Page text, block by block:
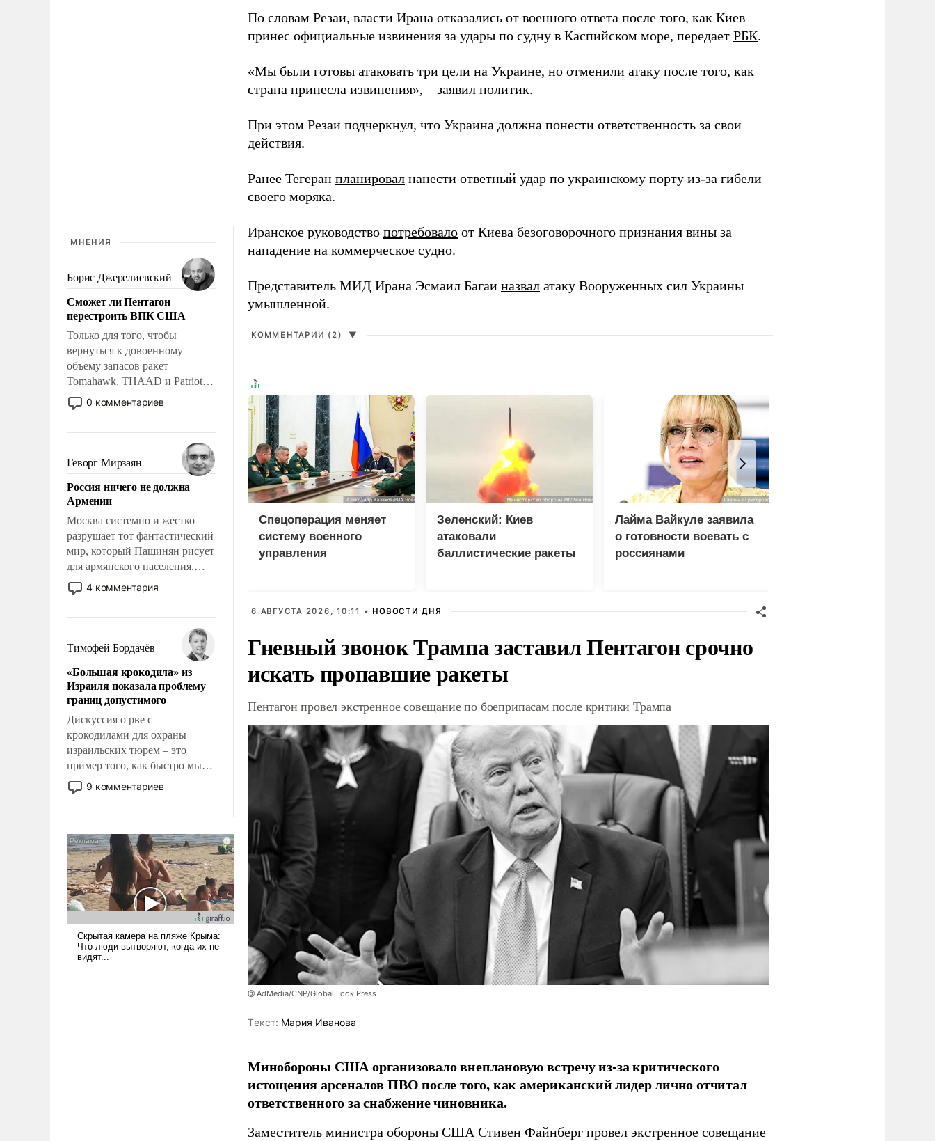
МНЕНИЯ
Борис Джерелиевский
Сможет ли Пентагон
перестроить ВПК США
Только для того, чтобы
вернуться к довоенному
объему запасов ракет
Tomahawk, THAAD и Patriot
США потребуется более трех
лет. Даже небольшая война с
Сложившаяся ситуация
означает многолетний период
уязвимости США, например,
перед Китаем.
0 комментариев
Геворг Мирзаян
Россия ничего не должна
Армении
Москва системно и жестко
разрушает тот фантастический
мир, который Пашинян рисует
для армянского населения.
Мир, где этому населению все
должны просто по
политические прожекты будут
беспрекословно оплачиваться
за счет российских
налогоплательщиков и где за
свои поступки не нужно
отвечать.
4 комментария
Тимофей Бордачёв
«Большая крокодила» из
Израиля показала проблему
границ допустимого
Дискуссия о рве с
крокодилами для охраны
израильских тюрем – это
пример того, как быстро мы
двигаемся по пути
революционных изменений.
псевдонаучной фантастики,
стало всерьез обсуждаемой
идеей.
9 комментариев
По словам Резаи, власти Ирана отказались от военного ответа после того, как Киев
принес официальные извинения за удары по судну в Каспийском море, передает РБК.
«Мы были готовы атаковать три цели на Украине, но отменили атаку после того, как
страна принесла извинения», – заявил политик.
При этом Резаи подчеркнул, что Украина должна понести ответственность за свои
действия.
Ранее Тегеран планировал нанести ответный удар по украинскому порту из-за гибели
своего моряка.
Иранское руководство потребовало от Киева безоговорочного признания вины за
нападение на коммерческое судно.
Представитель МИД Ирана Эсмаил Багаи назвал атаку Вооруженных сил Украины
умышленной.
КОММЕНТАРИИ (2) ▼
Спецоперация меняет
систему военного
управления
Зеленский: Киев
атаковали
баллистические ракеты
Лайма Вайкуле заявила
о готовности воевать с
россиянами
6 АВГУСТА 2026, 10:11 • НОВОСТИ ДНЯ
Гневный звонок Трампа заставил Пентагон срочно
искать пропавшие ракеты
Пентагон провел экстренное совещание по боеприпасам после критики Трампа
@ AdMedia/CNP/Global Look Press
Tекст: Мария Иванова
Минобороны США организовало внеплановую встречу из-за критического
истощения арсеналов ПВО после того, как американский лидер лично отчитал
ответственного за снабжение чиновника.
Заместитель министра обороны США Стивен Файнберг провел экстренное совещание